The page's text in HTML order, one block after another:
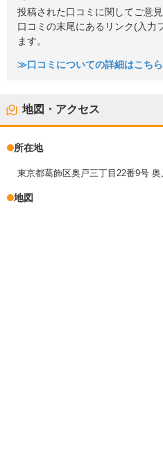
投稿された口コミに関してご意
口コミの末尾にあるリンク(入力
ます。
≫口コミについての詳細はこちら
地図・アクセス
所在地
東京都葛飾区奥戸三丁目22番9号
地図